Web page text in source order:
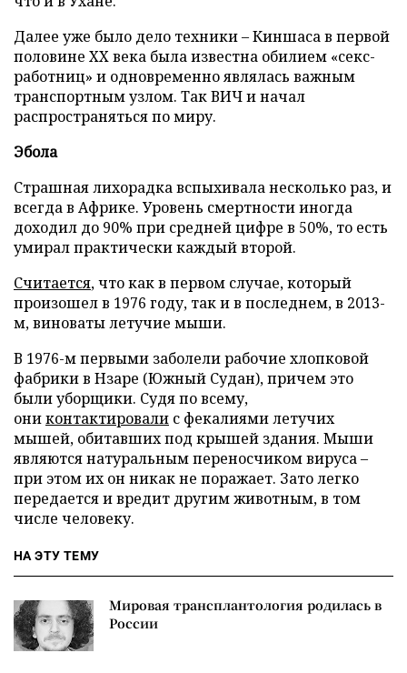
Далее уже было дело техники – Киншаса в первой
половине XX века была известна обилием «секс-
работниц» и одновременно являлась важным
транспортным узлом. Так ВИЧ и начал
распространяться по миру.
Эбола
Страшная лихорадка вспыхивала несколько раз, и
всегда в Африке. Уровень смертности иногда
доходил до 90% при средней цифре в 50%, то есть
умирал практически каждый второй.
Считается, что как в первом случае, который
произошел в 1976 году, так и в последнем, в 2013-
м, виноваты летучие мыши.
В 1976-м первыми заболели рабочие хлопковой
фабрики в Нзаре (Южный Судан), причем это
были уборщики. Судя по всему,
ониконтактировали с фекалиями летучих
мышей, обитавших под крышей здания. Мыши
являются натуральным переносчиком вируса –
при этом их он никак не поражает. Зато легко
передается и вредит другим животным, в том
числе человеку.
НА ЭТУ ТЕМУ
Мировая трансплантология родилась в
России